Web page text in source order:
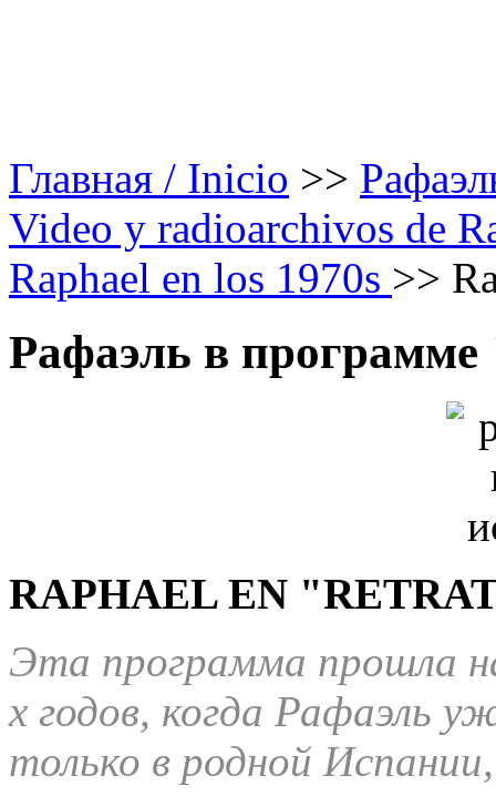
Главная / Inicio >>
Video y radioarchivos de
Raphael en los 1970s >>
Рафаэль в
RAPHAEL EN
Эта программа прошла
х годов, когда Рафаэль
только в родной